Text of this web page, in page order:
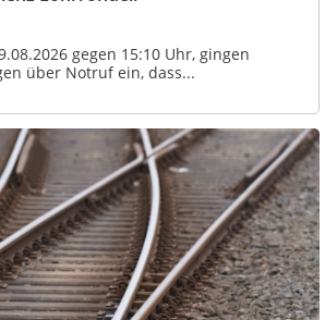
gegen 15:10 Uhr, gingen
über Notruf ein, dass...